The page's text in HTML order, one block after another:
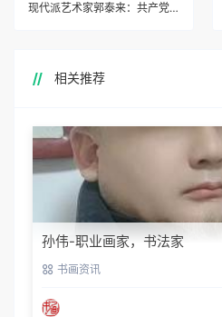
现代派艺术家郭泰来：共产党很伟大
相关推荐
孙伟-职业画家，书法家
书画资讯